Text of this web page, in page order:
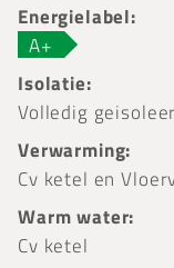
Energielabel:
A+
Isolatie:
Volledig
Verwarming:
Cv ketel en
Warm water:
Cv ketel